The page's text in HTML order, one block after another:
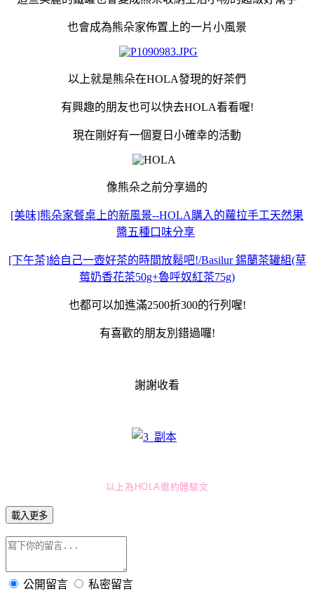
也會成為熊朵家佈置上的一片小風景
以上就是熊朵在HOLA發現的好茶們
有興趣的朋友也可以快去HOLA看看喔!
現在剛好有一個夏日小確幸的活動
像熊朵之前分享過的
[美味]熊朵家餐桌上的新風景--HOLA購入的蘿拉手工天然果
醬五種口味分享
[下午茶]給自己一壺好茶的時間放鬆吧!/Basilur 錫蘭茶罐組(草
莓奶香花茶50g+魯呼奴紅茶75g)
也都可以加進滿2500折300的行列喔!
有喜歡的朋友別錯過囉!
謝謝收看
以上為HOLA邀約體驗文
載入更多
公開留言 私密留言